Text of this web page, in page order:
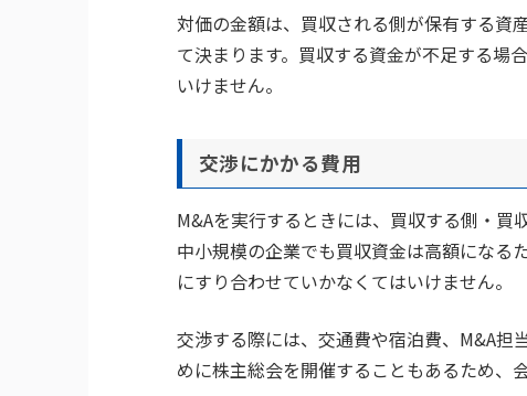
対価の金額は、買収される側が保有する資
て決まります。買収する資金が不足する場
いけません。
交渉にかかる費用
M&Aを実行するときには、買収する側・買
中小規模の企業でも買収資金は高額になる
にすり合わせていかなくてはいけません。
交渉する際には、交通費や宿泊費、M&A担
めに株主総会を開催することもあるため、